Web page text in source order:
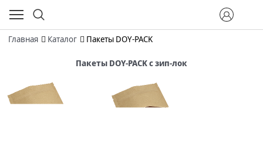
Главная Каталог Пакеты DOY-PACK
Пакеты DOY-PACK с зип-лок